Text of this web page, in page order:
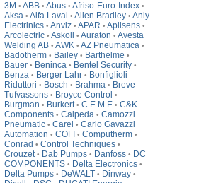
3M • ABB • Abus • Afriso-Euro-Index •
Aksa • Alfa Laval • Allen Bradley • Anly
Electrinics • Anviz • APAR • Aplisens •
Arcolectric • Askoll • Auraton • Avesta
Welding AB • AWK • AZ Pneumatica •
Badotherm • Bailey • Barthelme •
Bauer • Beninca • Bentel Security •
Benza • Berger Lahr • Bonfiglioli
Riduttori • Bosch • Brahma • Breve-
Tufvassons • Broyce Control •
Burgman • Burkert • C E M E • C&K
Components • Calpeda • Camozzi
Pneumatic • Carel • Carlo Gavazzi
Automation • COFI • Computherm •
Conrad • Control Techniques •
Crouzet • Dab Pumps • Danfoss • DC
COMPONENTS • Delta Electronics •
Delta Pumps • DeWALT • Dinway •